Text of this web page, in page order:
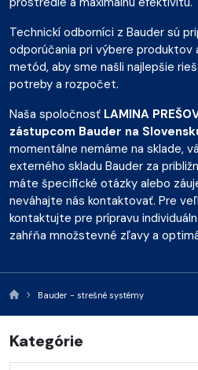
Technickí odborníci z Bauder sú
odporúčania pri výbere produktov
metód, aby sme našli najlepšie
potreby a rozpočet.
Naša spoločnosť LAMINA
zástupcom Bauder na
momentálne nemáme na sklade,
externého skladu Bauder za
máte špecifické otázky alebo
neváhajte nás kontaktovať. Pre
kontaktujte pre prípravu
zahŕňa množstevné zľavy a
Bauder - strešné systémy
Kategórie